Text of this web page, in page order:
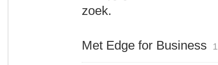
zoek.
Met Edge for Business